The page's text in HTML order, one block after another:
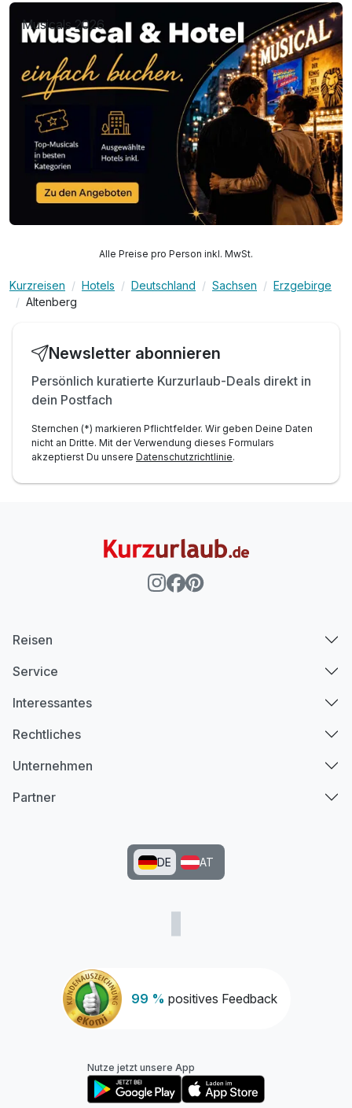
Musicals 2026
Alle Preise pro Person inkl. MwSt.
Kurzreisen Hotels Deutschland Sachsen
Erzgebirge
Altenberg
Newsletter abonnieren
Persönlich kuratierte Kurzurlaub-Deals direkt in
dein Postfach
Sternchen (*) markieren Pflichtfelder. Wir geben Deine Daten
nicht an Dritte. Mit der Verwendung dieses Formulars
akzeptierst Du unsere Datenschutzrichtlinie.
99 % positives Feedback
Reisen
Service
Interessantes
Rechtliches
Unternehmen
Partner
DE AT
Nutze jetzt unsere App